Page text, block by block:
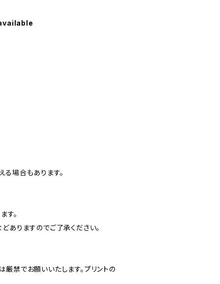
場合もあります。
す。
ありますのでご了承ください。
禁でお願いいたします。プリントの